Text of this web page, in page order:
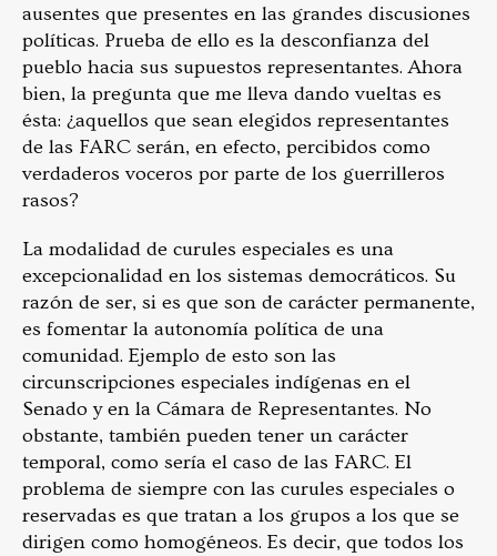
ausentes que presentes en las grandes discusiones
políticas. Prueba de ello es la desconfianza del
pueblo hacia sus supuestos representantes. Ahora
bien, la pregunta que me lleva dando vueltas es
ésta: ¿aquellos que sean elegidos representantes
de las FARC serán, en efecto, percibidos como
verdaderos voceros por parte de los guerrilleros
rasos?
La modalidad de curules especiales es una
excepcionalidad en los sistemas democráticos. Su
razón de ser, si es que son de carácter permanente,
es fomentar la autonomía política de una
comunidad. Ejemplo de esto son las
circunscripciones especiales indígenas en el
Senado y en la Cámara de Representantes. No
obstante, también pueden tener un carácter
temporal, como sería el caso de las FARC. El
problema de siempre con las curules especiales o
reservadas es que tratan a los grupos a los que se
dirigen como homogéneos. Es decir, que todos los